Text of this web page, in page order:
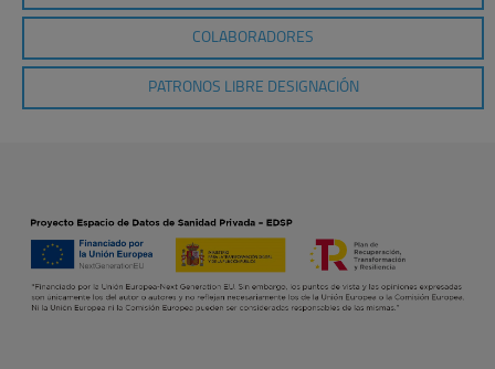
COLABORADORES
PATRONOS LIBRE DESIGNACIÓN